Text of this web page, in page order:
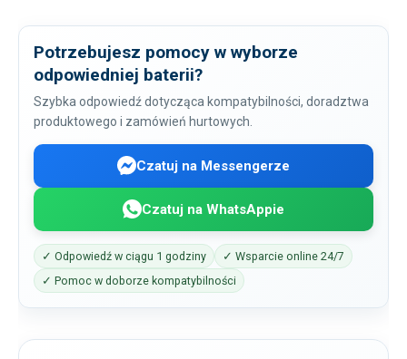
Potrzebujesz pomocy w wyborze
odpowiedniej baterii?
Szybka odpowiedź dotycząca kompatybilności, doradztwa
produktowego i zamówień hurtowych.
Czatuj na Messengerze
Czatuj na WhatsAppie
✓ Odpowiedź w ciągu 1 godziny
✓ Wsparcie online 24/7
✓ Pomoc w doborze kompatybilności